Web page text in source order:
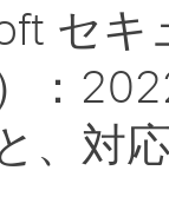
セキ
）：
、対